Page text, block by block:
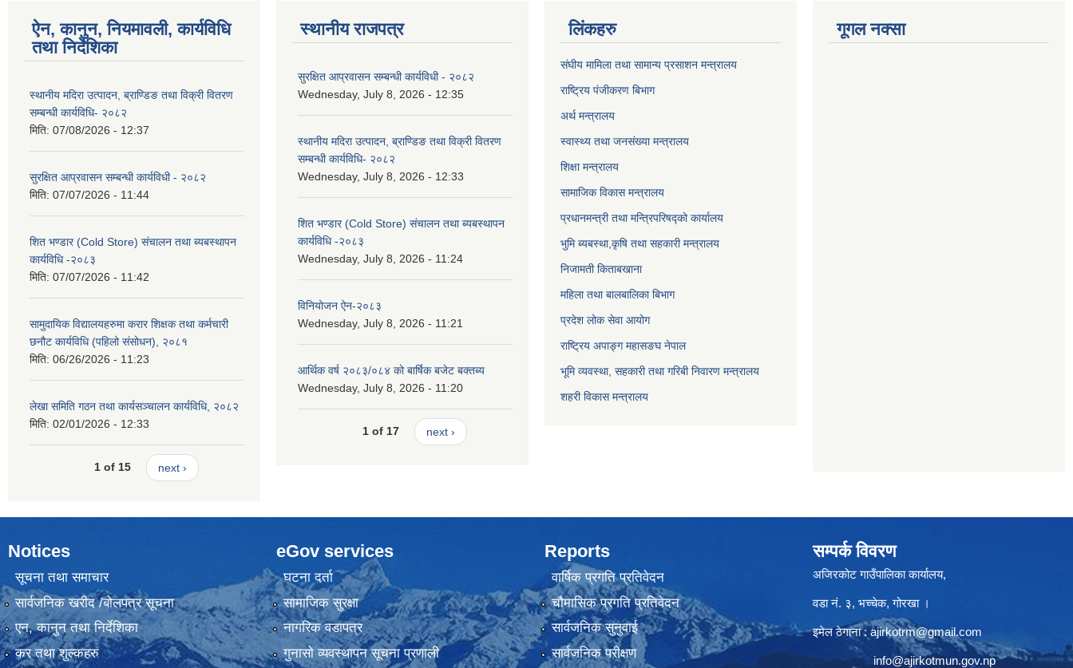
ऐन, कानुन, नियमावली, कार्यविधि
तथा निर्देशिका
स्थानीय मदिरा उत्पादन, ब्राण्डिङ तथा विक्री वितरण
सम्बन्धी कार्यविधि- २०८२
मिति: 07/08/2026 - 12:37
सुरक्षित आप्रवासन सम्बन्धी कार्यविधी - २०८२
मिति: 07/07/2026 - 11:44
शित भण्डार (Cold Store) संचालन तथा ब्यबस्थापन
कार्यविधि -२०८३
मिति: 07/07/2026 - 11:42
सामुदायिक विद्यालयहरुमा करार शिक्षक तथा कर्मचारी
छनौट कार्यविधि (पहिलो संसोधन), २०८१
मिति: 06/26/2026 - 11:23
लेखा समिति गठन तथा कार्यसञ्चालन कार्यविधि, २०८२
मिति: 02/01/2026 - 12:33
1 of 15 next ›
स्थानीय राजपत्र
सुरक्षित आप्रवासन सम्बन्धी कार्यविधी - २०८२
Wednesday, July 8, 2026 - 12:35
स्थानीय मदिरा उत्पादन, ब्राण्डिङ तथा विक्री वितरण
सम्बन्धी कार्यविधि- २०८२
Wednesday, July 8, 2026 - 12:33
शित भण्डार (Cold Store) संचालन तथा ब्यबस्थापन
कार्यविधि -२०८३
Wednesday, July 8, 2026 - 11:24
विनियोजन ऐन-२०८३
Wednesday, July 8, 2026 - 11:21
आर्थिक वर्ष २०८३/०८४ को बार्षिक बजेट बक्तब्य
Wednesday, July 8, 2026 - 11:20
1 of 17 next ›
लिंकहरु
संघीय मामिला तथा सामान्य प्रसाशन मन्त्रालय
राष्ट्रिय पंजीकरण बिभाग
अर्थ मन्त्रालय
स्वास्थ्य तथा जनसंख्या मन्त्रालय
शिक्षा मन्त्रालय
सामाजिक विकास मन्त्रालय
प्रधानमन्त्री तथा मन्त्रिपरिषद्को कार्यालय
भुमि ब्यबस्था,कृषि तथा सहकारी मन्त्रालय
निजामती किताबखाना
महिला तथा बालबालिका बिभाग
प्रदेश लोक सेवा आयोग
राष्ट्रिय अपाङ्ग महासङघ नेपाल
भूमि व्यवस्था, सहकारी तथा गरिबी निवारण मन्त्रालय
शहरी विकास मन्त्रालय
गूगल नक्सा
Notices
सूचना तथा समाचार
सार्वजनिक खरीद /बोलपत्र सूचना
एन, कानुन तथा निर्देशिका
कर तथा शुल्कहरु
eGov services
घटना दर्ता
सामाजिक सुरक्षा
नागरिक वडापत्र
गुनासो व्यवस्थापन सूचना प्रणाली
Reports
वार्षिक प्रगति प्रतिवेदन
चौमासिक प्रगति प्रतिवेदन
सार्वजनिक सुनुवाई
सार्वजनिक परीक्षण
सम्पर्क विवरण
अजिरकोट गाउँपालिका कार्यालय,
वडा नं. ३, भच्चेक, गोरखा ।
इमेल ठेगाना : ajirkotrm@gmail.com
info@ajirkotmun.gov.np